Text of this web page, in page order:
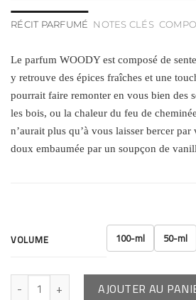
RÉCIT PARFUMÉ NOTES CLÉS
Le parfum WOODY est composé de
y retrouve des épices fraîches et une
pourrait faire remonter en vous bien des
les bois, ou la chaleur du feu de
n’aurait plus qu’à vous laisser bercer
doux embaumée par un soupçon de
VOLUME 100-ml 50-ml
AJOUTER AU